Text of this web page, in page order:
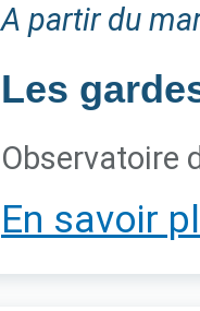
A partir du
Les
Observatoire
En savoir